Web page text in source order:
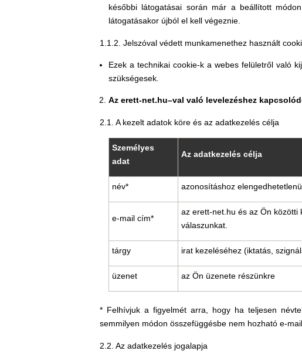
későbbi látogatásai során már a beállított
látogatásakor újból el kell végeznie.
1.1.2. Jelszóval védett munkamenethez használt
Ezek a technikai cookie-k a webes felületről való
szükségesek.
Az erett-net.hu–val való levelezéshez
2.1. A kezelt adatok köre és az adatkezelés célja
Személyes
adat
Az adatkezelés célja
név* azonosításhoz
e-mail cím*
az erett-net.hu és az Ön
válaszunkat.
tárgy irat kezeléséhez (iktatás,
üzenet az Ön üzenete részünkre
* Felhívjuk a figyelmét arra, hogy ha teljesen
semmilyen módon összefüggésbe nem hozható e-
2.2. Az adatkezelés jogalapja